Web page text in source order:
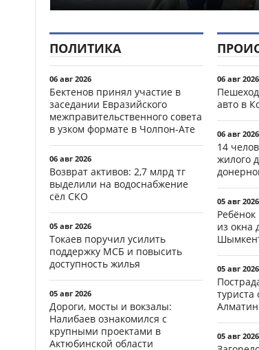
ПОЛИТИКА
06 авг 2026
Бектенов принял участие в
заседании Евразийского
межправительственного совета
в узком формате в Чолпон-Ате
06 авг 2026
Возврат активов: 2,7 млрд тг
выделили на водоснабжение
сёл СКО
05 авг 2026
Токаев поручил усилить
поддержку МСБ и повысить
доступность жилья
05 авг 2026
Дороги, мосты и вокзалы:
Налибаев ознакомился с
крупными проектами в
Актюбинской области
06 авг 2026
авто в
06 авг 2026
14
жилого
05 авг 2026
из окна
05 авг 2026
туриста
05 авг 2026